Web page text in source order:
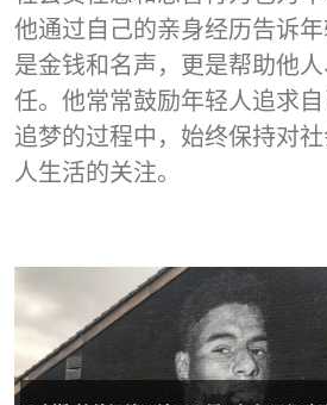
他通过自己的亲身经历告诉
是金钱和名声，更是帮助他
任。他常常鼓励年轻人追求
追梦的过程中，始终保持对
人生活的关注。